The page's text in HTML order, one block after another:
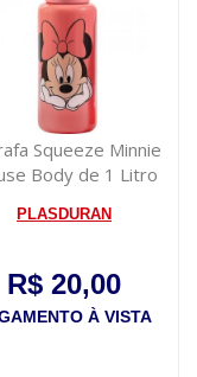
Squeeze Minnie
Body de 1 Litro
PLASDURAN
R$ 20,00
À VISTA